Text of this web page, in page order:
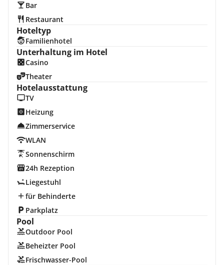
Bar
Restaurant
Hoteltyp
Familienhotel
Unterhaltung im Hotel
Casino
Theater
Hotelausstattung
TV
Heizung
Zimmerservice
WLAN
Sonnenschirm
24h Rezeption
Liegestuhl
für Behinderte
Parkplatz
Pool
Outdoor Pool
Beheizter Pool
Frischwasser-Pool